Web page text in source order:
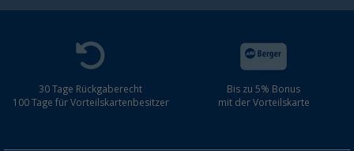
30 Tage Rückgaberecht
100 Tage für Vorteilskartenbesitzer
Bis zu 5% Bonus
mit der Vorteilskarte